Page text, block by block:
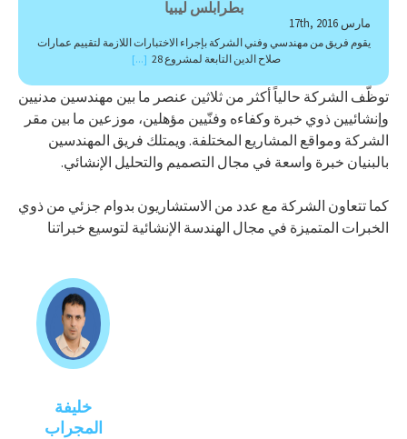
بطرابلس ليبيا
مارس 17th, 2016
يقوم فريق من مهندسي وفني الشركة بإجراء الاختبارات اللازمة لتقييم عمارات
صلاح الدين التابعة لمشروع 28
[...]
توظّف الشركة حالياً أكثر من ثلاثين عنصر ما بين مهندسين مدنيين
وإنشائيين ذوي خبرة وكفاءه وفنّيين مؤهلين، موزعين ما بين مقر
الشركة ومواقع المشاريع المختلفة. ويمتلك فريق المهندسين
بالبنيان خبرة واسعة في مجال التصميم والتحليل الإنشائي.
كما تتعاون الشركة مع عدد من الاستشاريون بدوام جزئي من ذوي
الخبرات المتميزة في مجال الهندسة الإنشائية لتوسيع خبراتنا
خليفة
المجراب